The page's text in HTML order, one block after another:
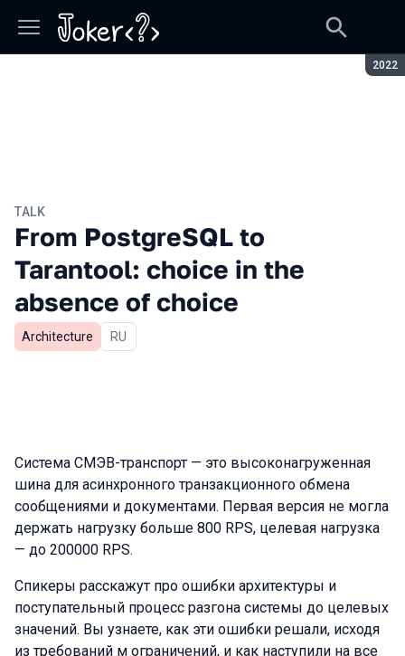
2022
TALK
From PostgreSQL to
Tarantool: choice in the
absence of choice
Architecture In Russian
RU
Система СМЭВ-транспорт — это высоконагруженная
шина для асинхронного транзакционного обмена
сообщениями и документами. Первая версия не могла
держать нагрузку больше 800 RPS, целевая нагрузка
— до 200000 RPS.
Спикеры расскажут про ошибки архитектуры и
поступательный процесс разгона системы до целевых
значений. Вы узнаете, как эти ошибки решали, исходя
из требований м ограничений, и как наступили на все